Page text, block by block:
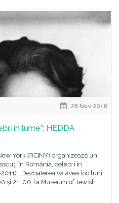
28 Nov 2016
în lume”: HEDDA
York (RCINY) organizează un
în România, celebri în
Dezbaterea va avea loc luni,
și 21. 00, la Museum of Jewish